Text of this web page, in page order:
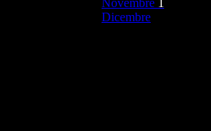
Novembre 1
Dicembre